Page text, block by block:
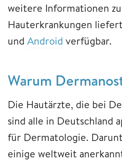
weitere Informationen
Hauterkrankungen
und Android verfügbar.
Warum
Die Hautärzte, die bei
sind alle in Deutschland
für Dermatologie.
einige weltweit